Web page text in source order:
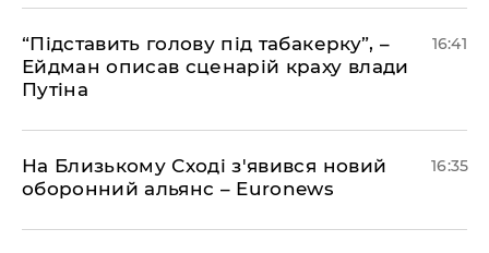
​“Підставить голову під табакерку”, –
Ейдман описав сценарій краху влади
Путіна
16:41
На Близькому Сході з'явився новий
оборонний альянс – Euronews
16:35